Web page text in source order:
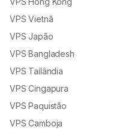
VPS Vietnã
VPS Japão
VPS Bangladesh
VPS Tailândia
VPS Cingapura
VPS Paquistão
VPS Camboja